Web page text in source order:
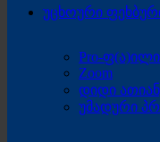
უცხოური
Pro-ფ(ა)ილი
Zoom
დიდი
უმადური